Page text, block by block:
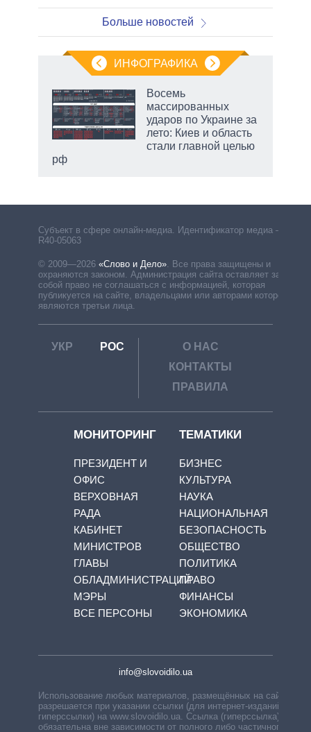
Больше новостей
ИНФОГРАФИКА
Восемь
массированных
ударов по Украине за
лето: Киев и область
стали главной целью
рф
Субъект в сфере онлайн-медиа. Идентификатор медиа –
R40-05063
© 2009—2026 «Слово и Дело» Все права защищены и
охраняются законом. Администрация сайта оставляет за
собой право не соглашаться с информацией, которая
публикуется на сайте, владельцами или авторами которой
являются третьи лица.
УКР РОС
О НАС
КОНТАКТЫ
ПРАВИЛА
МОНИТОРИНГ
ПРЕЗИДЕНТ И
ОФИС
ВЕРХОВНАЯ
РАДА
КАБИНЕТ
МИНИСТРОВ
ГЛАВЫ
ОБЛАДМИНИСТРАЦИЙ
МЭРЫ
ВСЕ ПЕРСОНЫ
ТЕМАТИКИ
БИЗНЕС
КУЛЬТУРА
НАУКА
НАЦИОНАЛЬНАЯ
БЕЗОПАСНОСТЬ
ОБЩЕСТВО
ПОЛИТИКА
ПРАВО
ФИНАНСЫ
ЭКОНОМИКА
info@slovoidilo.ua
Использование любых материалов, размещённых на сайте,
разрешается при указании ссылки (для интернет-изданий —
гиперссылки) на www.slovoidilo.ua. Ссылка (гиперссылка)
обязательна вне зависимости от полного либо частичного